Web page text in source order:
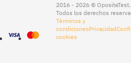
2016 - 2026 © OpositaTest.
Todos los derechos
Términos y
condicionesPrivacidad
cookies